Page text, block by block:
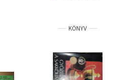
KÖNYV